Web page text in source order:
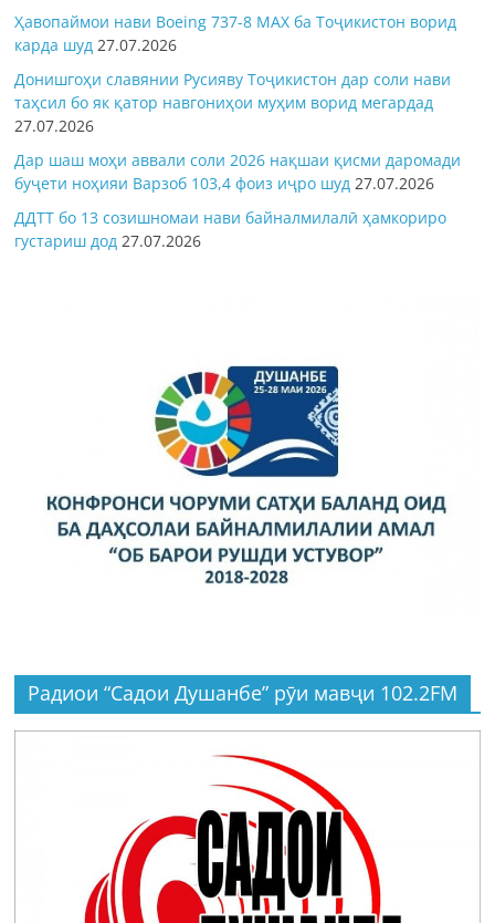
Ҳавопаймои нави Boeing 737-8 MAX ба Тоҷикистон ворид
карда шуд 27.07.2026
Донишгоҳи славянии Русияву Тоҷикистон дар соли нави
таҳсил бо як қатор навгониҳои муҳим ворид мегардад
27.07.2026
Дар шаш моҳи аввали соли 2026 нақшаи қисми даромади
буҷети ноҳияи Варзоб 103,4 фоиз иҷро шуд 27.07.2026
ДДТТ бо 13 созишномаи нави байналмилалӣ ҳамкориро
густариш дод 27.07.2026
Радиои “Садои Душанбе” рӯи мавҷи 102.2FM